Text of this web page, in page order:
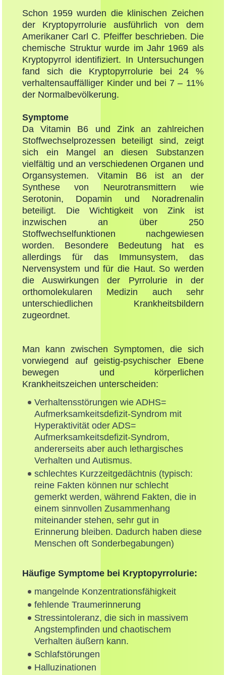
Schon 1959 wurden die klinischen Zeichen
der Kryptopyrrolurie ausführlich von dem
Amerikaner Carl C. Pfeiffer beschrieben. Die
chemische Struktur wurde im Jahr 1969 als
Kryptopyrrol identifiziert. In Untersuchungen
fand sich die Kryptopyrrolurie bei 24 %
verhaltensauffälliger Kinder und bei 7 – 11%
der Normalbevölkerung.
Symptome
Da Vitamin B6 und Zink an zahlreichen
Stoffwechselprozessen beteiligt sind, zeigt
sich ein Mangel an diesen Substanzen
vielfältig und an verschiedenen Organen und
Organsystemen. Vitamin B6 ist an der
Synthese von Neurotransmittern wie
Serotonin, Dopamin und Noradrenalin
beteiligt. Die Wichtigkeit von Zink ist
inzwischen an über 250
Stoffwechselfunktionen nachgewiesen
worden. Besondere Bedeutung hat es
allerdings für das Immunsystem, das
Nervensystem und für die Haut. So werden
die Auswirkungen der Pyrrolurie in der
orthomolekularen Medizin auch sehr
unterschiedlichen Krankheitsbildern
zugeordnet.
Man kann zwischen Symptomen, die sich
vorwiegend auf geistig-psychischer Ebene
bewegen und körperlichen
Krankheitszeichen unterscheiden:
Verhaltensstörungen wie ADHS=
Aufmerksamkeitsdefizit-Syndrom mit
Hyperaktivität oder ADS=
Aufmerksamkeitsdefizit-Syndrom,
andererseits aber auch lethargisches
Verhalten und Autismus.
schlechtes Kurzzeitgedächtnis (typisch:
reine Fakten können nur schlecht
gemerkt werden, während Fakten, die in
einem sinnvollen Zusammenhang
miteinander stehen, sehr gut in
Erinnerung bleiben. Dadurch haben diese
Menschen oft Sonderbegabungen)
Häufige Symptome bei Kryptopyrrolurie:
mangelnde Konzentrationsfähigkeit
fehlende Traumerinnerung
Stressintoleranz, die sich in massivem
Angstempfinden und chaotischem
Verhalten äußern kann.
Schlafstörungen
Halluzinationen